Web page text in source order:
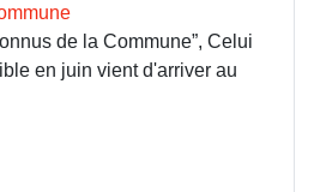
de la Commune”, Celui
en juin vient d'arriver au